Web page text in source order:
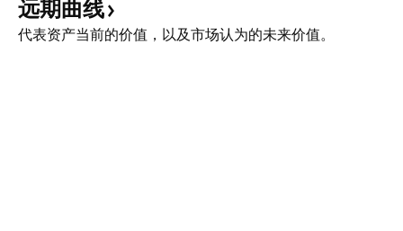
远期曲线
代表资产当前的价值，以及市场认为的未来价值。